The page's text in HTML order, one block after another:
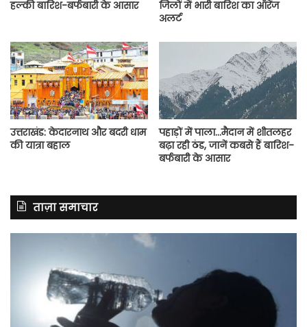
हल्की बारिश-बर्फबारी के आसार
जिलों में भारी बारिश का ऑरेंज
अलर्ट
उत्तराखंड: केदारनाथ और बदरी धाम
की यात्रा बहाल
पहाड़ों में पाला…मैदान में शीतलहर
बढ़ा रही ठंड, जानें कबसे हैं बारिश-
बर्फबारी के आसार
ताज़ा समाचार